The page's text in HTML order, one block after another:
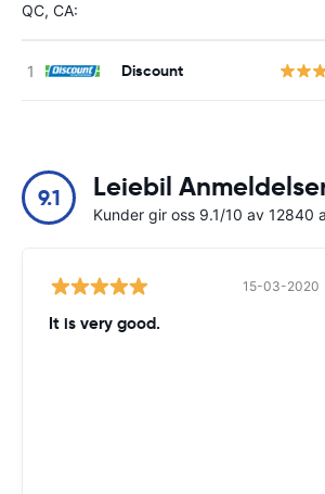
QC, CA:
Discount
9.1 Leiebil
Kunder gir oss 9.1/10 av 12840
15-03-2020
It is very good.